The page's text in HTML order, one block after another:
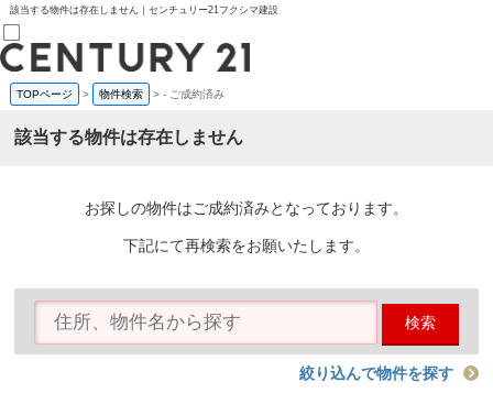
該当する物件は存在しません｜センチュリー21フクシマ建設
売買部
0120-800-844
賃貸部
会員メニュー
物件を探す
購入TOP
条件から探す
TOPページ > 物件検索 >- ご成約済み
該当する物件は存在しません
お探しの物件はご成約済みとなっております。
下記にて再検索をお願いたします。
検索
絞り込んで物件を探す